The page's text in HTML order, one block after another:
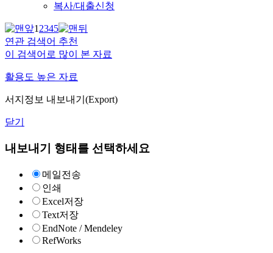
복사/대출신청
12345
연관 검색어 추천
이 검색어로 많이 본 자료
활용도 높은 자료
서지정보 내보내기(Export)
닫기
내보내기 형태를 선택하세요
메일전송
인쇄
Excel저장
Text저장
EndNote / Mendeley
RefWorks